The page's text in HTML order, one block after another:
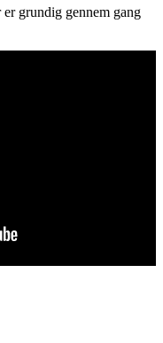
grundig gennem gang